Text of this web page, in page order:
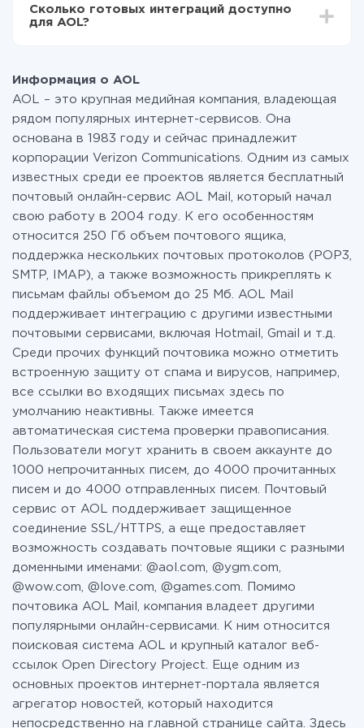
передаваться из одной системы в другую
функционал. Вы оплачиваете только количество
данных, которые по факту передаются из одной
перейти на платный, при необходимости. Подробнее
о тарифах.
Сколько готовых интеграций доступно
для AOL?
Информация о AOL
AOL – это крупная медийная компания, владеющая
рядом популярных интернет-сервисов. Она
основана в 1983 году и сейчас принадлежит
корпорации Verizon Communications. Одним из самых
известных среди ее проектов является бесплатный
почтовый онлайн-сервис AOL Mail, который начал
свою работу в 2004 году. К его особенностям
относится 250 Гб объем почтового ящика,
поддержка нескольких почтовых протоколов (POP3,
SMTP, IMAP), а также возможность прикреплять к
письмам файлы объемом до 25 Мб. AOL Mail
поддерживает интеграцию с другими известными
почтовыми сервисами, включая Hotmail, Gmail и т.д.
Среди прочих функций почтовика можно отметить
встроенную защиту от спама и вирусов, например,
все ссылки во входящих письмах здесь по
умолчанию неактивны. Также имеется
автоматическая система проверки правописания.
Пользователи могут хранить в своем аккаунте до
1000 непрочитанных писем, до 4000 прочитанных
писем и до 4000 отправленных писем. Почтовый
сервис от AOL поддерживает защищенное
соединение SSL/HTTPS, а еще предоставляет
возможность создавать почтовые ящики с разными
доменными именами: @aol.com, @ygm.com,
@wow.com, @love.com, @games.com. Помимо
почтовика AOL Mail, компания владеет другими
популярными онлайн-сервисами. К ним относится
поисковая система AOL и крупный каталог веб-
ссылок Open Directory Project. Еще одним из
основных проектов интернет-портала является
агрегатор новостей, который находится
непосредственно на главной странице сайта. Здесь